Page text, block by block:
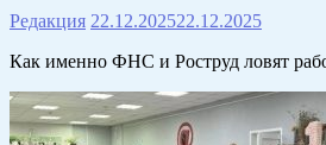
Редакция 22.12.202522.12.2025
Как именно ФНС и Роструд ловят